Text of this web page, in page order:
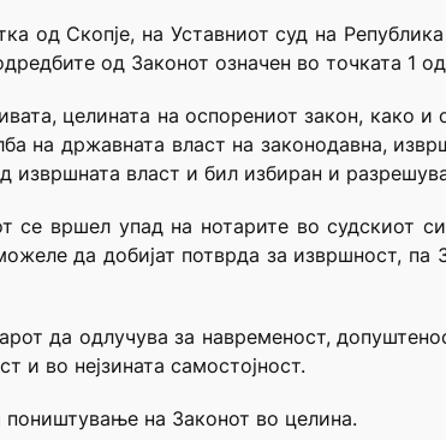
од Скопје, на Уставниот суд на
од Законот означен во точката 1
целината на оспорениот закон, како
на државната власт на законодавна,
извршната власт и бил избиран и
се вршел упад на нотарите во судскиот
да добијат потврда за извршност,
да одлучува за навременост,
и во нејзината самостојност.
поништување на Законот во целина.